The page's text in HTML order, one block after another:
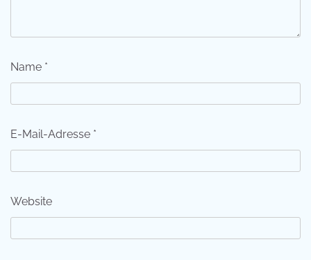
Name *
E-Mail-Adresse *
Website